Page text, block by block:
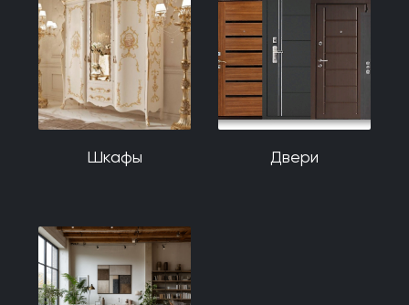
Шкафы Двери